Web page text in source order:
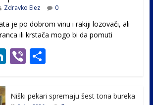
Zdravko Elez 0
je po dobrom vinu i rakiji lozovači, ali
ili krstača mogo bi da pomuti
Li Vi
er
S
Niški pekari spremaju šest tona bureka